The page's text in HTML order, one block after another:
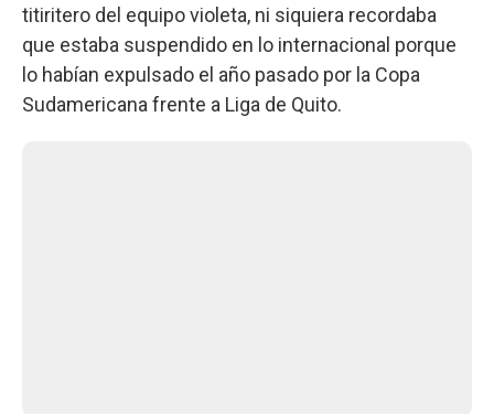
titiritero del equipo violeta, ni siquiera recordaba
que estaba suspendido en lo internacional porque
lo habían expulsado el año pasado por la Copa
Sudamericana frente a Liga de Quito.